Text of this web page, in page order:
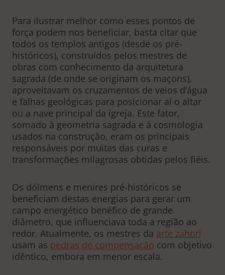
Para ilustrar melhor como esses pontos de
força podem nos beneficiar, basta citar que
todos os templos antigos (desde os pré-
históricos), construídos pelos mestres de
obras com conhecimento da arquitetura
sagrada (de onde se originam os maçons),
aproveitavam os cruzamentos de veios d’água
e falhas geológicas para posicionar aí o altar
ou a nave principal da igreja. Este fator,
somado à geometria sagrada e à cosmologia
usados na construção, eram os principais
responsáveis por muitas das curas e
transformações milagrosas obtidas pelos fiéis.
Os dólmens e menires pré-históricos se
beneficiam destas energias para gerar um
campo energético benéfico de grande
diâmetro, que influenciava toda a região ao
redor. Atualmente, os mestres da arte zahorí
usam as pedras de compensação com objetivo
idêntico, embora em menor escala.